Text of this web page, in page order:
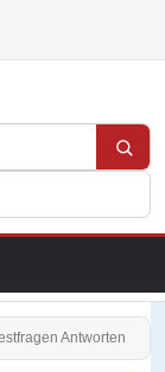
Antworten